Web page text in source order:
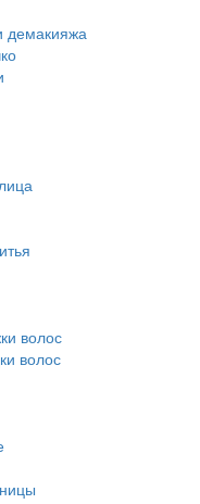
демакияжа
волос
волос